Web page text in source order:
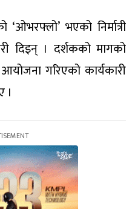
‘ओभरफ्लो’ भएको निर्मात्री
दिइन् । दर्शकको मागको
गरिएको कार्यकारी
।